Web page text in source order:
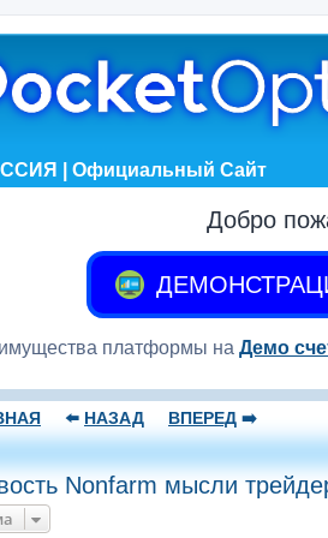
| Официальный Сайт
Добро
платформы на Демо
⬅️ НАЗАД ВПЕРЕД ➡️
Nonfarm мысли